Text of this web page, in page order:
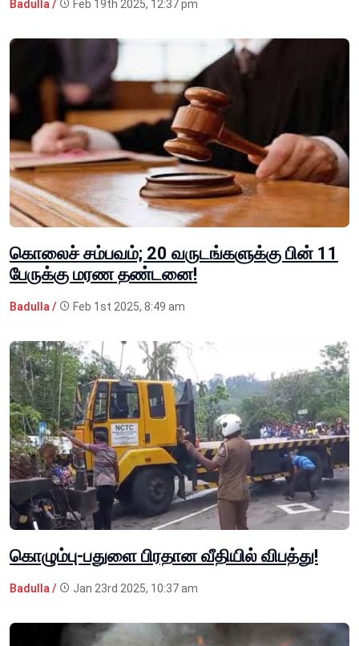
Badulla / Feb 19th 2025, 12:37 pm
கொலைச் சம்பவம்; 20 வருடங்களுக்கு பின் 11
பேருக்கு மரண தண்டனை!
Badulla / Feb 1st 2025, 8:49 am
கொழும்பு-பதுளை பிரதான வீதியில் விபத்து!
Badulla / Jan 23rd 2025, 10:37 am